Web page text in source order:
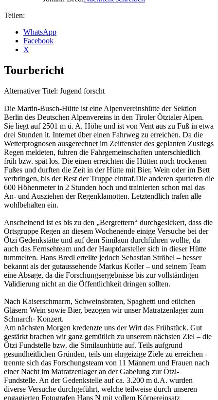
Teilen:
WhatsApp
Facebook
X
Tourbericht
Alternativer Titel: Jugend forscht
Die Martin-Busch-Hütte ist eine Alpenvereinshütte der Sektion
Berlin des Deutschen Alpenvereins in den Tiroler Ötztaler Alpen.
Sie liegt auf 2501 m ü. A. Höhe und ist von Vent aus zu Fuß in etwa
drei Stunden lt. Internet über einen Fahrweg zu erreichen. Da die
Wetterprognosen ausgerechnet im Zeitfenster des geplanten Zustiegs
Regen meldeten, fuhren die Fahrgemeinschaften unterschiedlich
früh bzw. spät los. Die einen erreichten die Hütten noch trockenen
Fußes und durften die Zeit in der Hütte mit Bier, Wein oder im Bett
verbringen, bis der Rest der Truppe eintraf.Die anderen spurteten die
600 Höhenmeter in 2 Stunden hoch und trainierten schon mal das
An- und Ausziehen der Regenklamotten. Letztendlich trafen alle
wohlbehalten ein.
Anscheinend ist es bis zu den „Bergrettern“ durchgesickert, dass die
Ortsgruppe Regen an diesem Wochenende einige Versuche bei der
Ötzi Gedenkstätte und auf dem Similaun durchführen wollte, da
auch das Fernsehteam und der Hauptdarsteller sich in dieser Hütte
tummelten. Hans Bredl erteilte jedoch Sebastian Ströbel – besser
bekannt als der gutaussehende Markus Kofler – und seinem Team
eine Absage, da die Forschungsergebnisse bis zur vollständigen
Validierung nicht an die Öffentlichkeit dringen sollten.
Nach Kaiserschmarrn, Schweinsbraten, Spaghetti und etlichen
Gläsern Wein sowie Bier, bezogen wir unser Matratzenlager zum
Schnarch- Konzert.
Am nächsten Morgen kredenzte uns der Wirt das Frühstück. Gut
gestärkt brachen wir ganz gemütlich zu unserem nächsten Ziel – die
Ötzi Fundstelle bzw. die Similaunhütte auf. Teils aufgrund
gesundheitlichen Gründen, teils um ehrgeizige Ziele zu erreichen -
trennte sich das Forschungsteam von 11 Männern und Frauen nach
einer Nacht im Matratzenlager an der Gabelung zur Ötzi-
Fundstelle. An der Gedenkstelle auf ca. 3.200 m ü.A. wurden
diverse Versuche durchgeführt, welche teilweise durch unseren
engagierten Fotografen Hans N mit vollem Körpereinsatz